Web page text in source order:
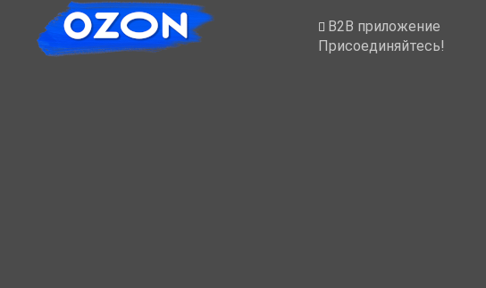
B2B приложение
Присоединяйтесь!